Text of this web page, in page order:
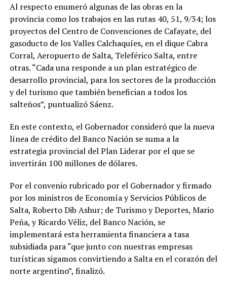
Al respecto enumeró algunas de las obras en la
provincia como los trabajos en las rutas 40, 51, 9/34; los
proyectos del Centro de Convenciones de Cafayate, del
gasoducto de los Valles Calchaquíes, en el dique Cabra
Corral, Aeropuerto de Salta, Teleférico Salta, entre
otras. “Cada una responde a un plan estratégico de
desarrollo provincial, para los sectores de la producción
y del turismo que también benefician a todos los
salteños”, puntualizó Sáenz.
En este contexto, el Gobernador consideró que la nueva
línea de crédito del Banco Nación se suma a la
estrategia provincial del Plan Liderar por el que se
invertirán 100 millones de dólares.
Por el convenio rubricado por el Gobernador y firmado
por los ministros de Economía y Servicios Públicos de
Salta, Roberto Dib Ashur; de Turismo y Deportes, Mario
Peña, y Ricardo Véliz, del Banco Nación, se
implementará esta herramienta financiera a tasa
subsidiada para “que junto con nuestras empresas
turísticas sigamos convirtiendo a Salta en el corazón del
norte argentino”, finalizó.